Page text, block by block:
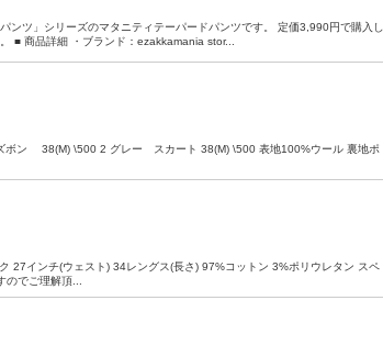
ンツ」シリーズのマタニティテーパードパンツです。 定価3,990円で購入し
■ 商品詳細 ・ブランド：ezakkamania stor...
ボン 38(M) \500 2 グレー スカート 38(M) \500 表地100%ウール 裏地ポ
27インチ(ウェスト) 34レングス(長さ) 97%コットン 3%ポリウレタン スペ
でご理解頂...